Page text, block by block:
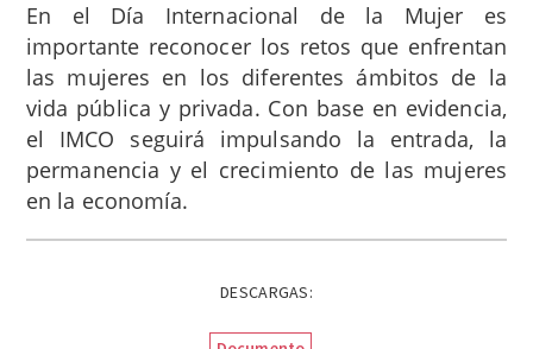
En el Día Internacional de la Mujer es
importante reconocer los retos que enfrentan
las mujeres en los diferentes ámbitos de la
vida pública y privada. Con base en evidencia,
el IMCO seguirá impulsando la entrada, la
permanencia y el crecimiento de las mujeres
en la economía.
DESCARGAS: